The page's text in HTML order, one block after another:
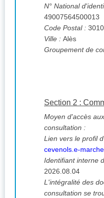
N° National
49007564500013
Code Postal :
Ville : Alès
Groupement de
Section 2 :
Moyen d'accès
consultation :
Lien vers le profil
cevenols.e-
Identifiant interne
2026.08.04
L'intégralité des
consultation se